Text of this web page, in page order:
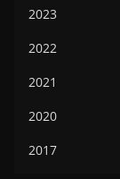
2023
2022
2021
2020
2017